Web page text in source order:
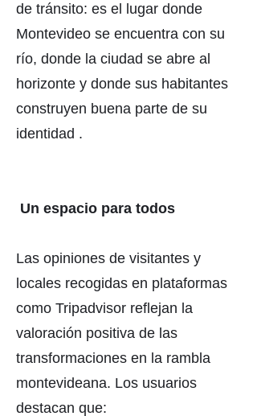
de tránsito: es el lugar donde
Montevideo se encuentra con su
río, donde la ciudad se abre al
horizonte y donde sus habitantes
construyen buena parte de su
identidad .
Un espacio para todos
Las opiniones de visitantes y
locales recogidas en plataformas
como Tripadvisor reflejan la
valoración positiva de las
transformaciones en la rambla
montevideana. Los usuarios
destacan que: